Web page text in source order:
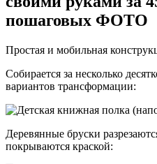
пошаговых ФОТО
Простая и мобильная
Собирается за несколько
вариантов трансформации:
Деревянные бруски
покрываются краской: